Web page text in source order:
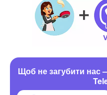
Щоб не загубити нас